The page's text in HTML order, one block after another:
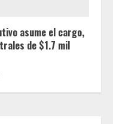
asume el cargo,
de $1.7 mil